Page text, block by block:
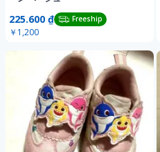
225.600 ₫ Freeship
￥1,200